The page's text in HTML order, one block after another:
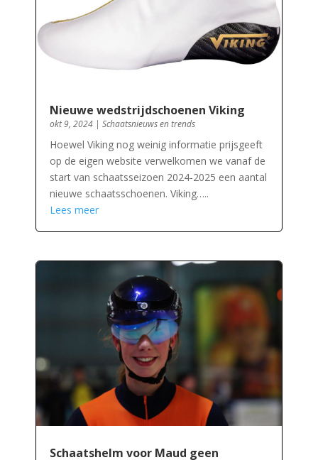
Nieuwe wedstrijdschoenen Viking
okt 9, 2024| Schaatsnieuws en trends
Hoewel Viking nog weinig informatie prijsgeeft
op de eigen website verwelkomen we vanaf de
start van schaatsseizoen 2024-2025 een aantal
nieuwe schaatsschoenen. Viking…..
Lees meer
Schaatshelm voor Maud geen